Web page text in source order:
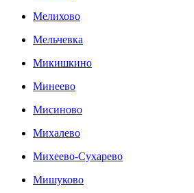
Мелихово
Мельчевка
Микишкино
Минеево
Мисиново
Михалево
Михеево-Сухарево
Мишуково